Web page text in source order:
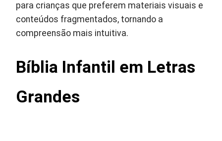
para crianças que preferem materiais visuais e
conteúdos fragmentados, tornando a
compreensão mais intuitiva.
Bíblia Infantil em Letras
Grandes